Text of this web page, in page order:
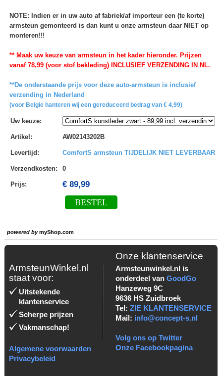
NOTE: Indien er in uw auto af fabriek/af importeur een (te korte)
armsteun gemonteerd is dan kunt u onze armsteun daar NIET op
monteren!!!
** Maak uw keuze van armsteun in het kader hieronder. Prijzen
vanaf 78,99 (voor stof bekleding) INCLUSIEF VERZENDING IN NL.
**De onderstaande prijs voor deze auto-armsteun is inclusief
verzending in Nederland
(voor Belgie hanteren wij een gereduceerd bedrag van € 4,99)
Uw keuze:
Artikel : AW02143202B
Levertijd : ComfortS armsteun TIJDELIJK NIET LEVERBAAR
Verzendkosten: 0
Prijs: € 89,99
BESTEL
powered bymyShop.com
ArmsteunWinkel.nl
staat voor:
Uitstekende
klantenservice
Scherpe prijzen
Vakmanschap!
Algemene voorwaarden
Privacybeleid
Onze klantenservice
Armsteunwinkel.nl is
onderdeel van GoodGo
Hanzeweg 9C
9636 HS Zuidbroek
Tel: ZIE KLANTENSERVICE
Mail: info@concept-s.nl
Volg ons op Twitter
Onze Facebookpagina